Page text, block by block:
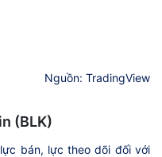
Nguồn: TradingView
(BLK)
bán, lực theo dõi đối với